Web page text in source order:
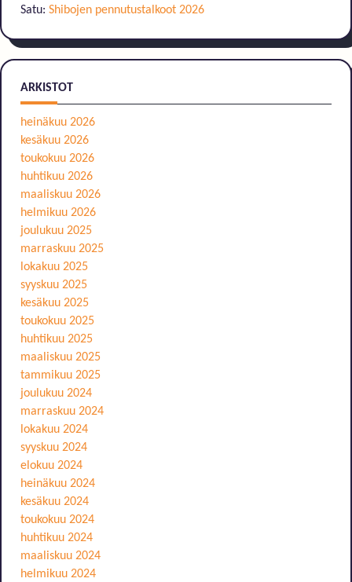
Satu: Shibojen pennutustalkoot 2026
ARKISTOT
heinäkuu 2026
kesäkuu 2026
toukokuu 2026
huhtikuu 2026
maaliskuu 2026
helmikuu 2026
joulukuu 2025
marraskuu 2025
lokakuu 2025
syyskuu 2025
kesäkuu 2025
toukokuu 2025
huhtikuu 2025
maaliskuu 2025
tammikuu 2025
joulukuu 2024
marraskuu 2024
lokakuu 2024
syyskuu 2024
elokuu 2024
heinäkuu 2024
kesäkuu 2024
toukokuu 2024
huhtikuu 2024
maaliskuu 2024
helmikuu 2024